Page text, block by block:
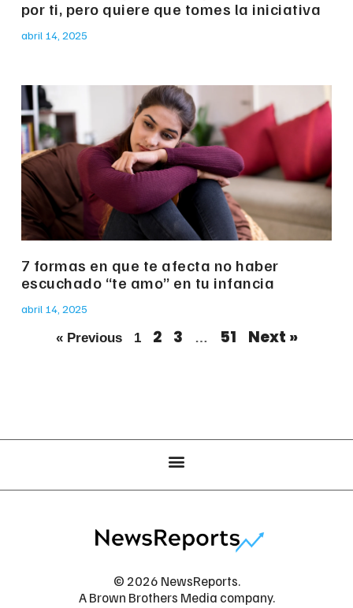
por ti, pero quiere que tomes la iniciativa
abril 14, 2025
7 formas en que te afecta no haber
escuchado “te amo” en tu infancia
abril 14, 2025
« Previous 1 2 3 … 51 Next »
© 2026 NewsReports.
A Brown Brothers Media company.